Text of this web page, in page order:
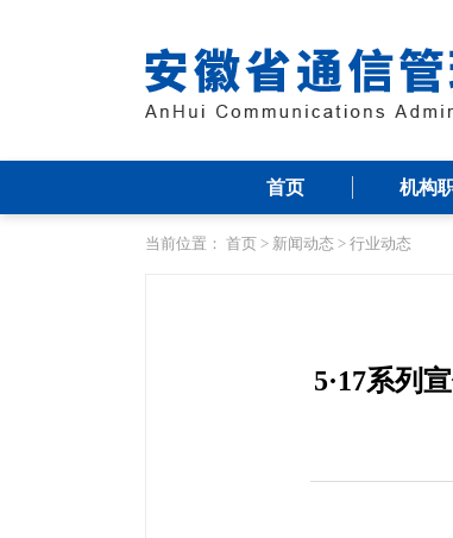
首页 机构
当前位置： 首页 > 新闻动态 > 行业动态
5·17系列